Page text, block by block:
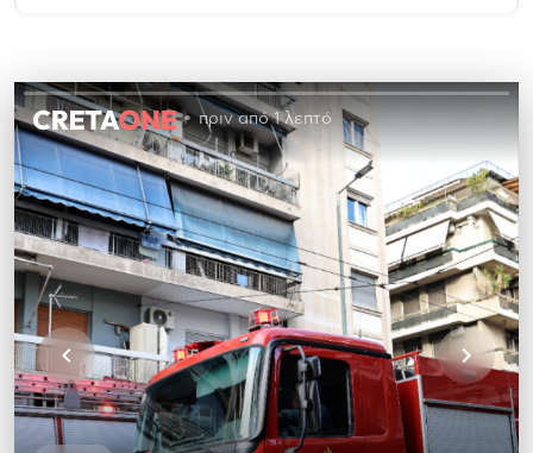
πριν από 1 λεπτό